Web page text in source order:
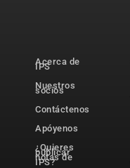
Acerca de
IPS
Nuestros
socios
Contáctenos
Apóyenos
¿Quieres
publicar
notas de
IPS?